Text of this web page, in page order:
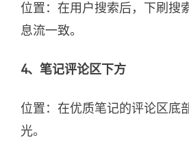
位置：在用户搜索后，下刷搜
息流一致。
4、笔记评论区下方
位置：在优质笔记的评论区底
光。